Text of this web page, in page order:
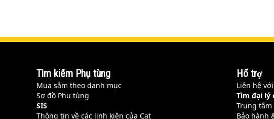
Tìm kiếm Phụ tùng
Mua sắm theo danh mục
Sơ đồ Phụ tùng
SIS
Thông tin về các linh kiện của Cat
Hỗ trợ
Liên hệ
Tìm đại lý
Trung
Bảo hành